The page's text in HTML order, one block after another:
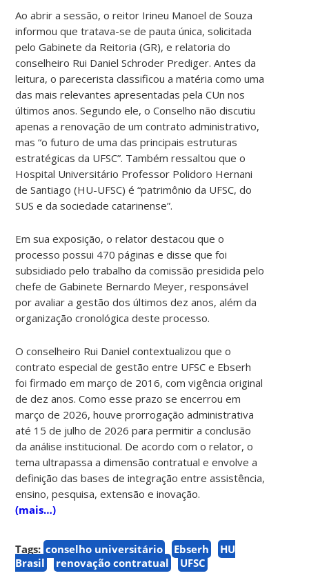
Ao abrir a sessão, o reitor Irineu Manoel de Souza
informou que tratava-se de pauta única, solicitada
pelo Gabinete da Reitoria (GR), e relatoria do
conselheiro Rui Daniel Schroder Prediger. Antes da
leitura, o parecerista classificou a matéria como uma
das mais relevantes apresentadas pela CUn nos
últimos anos. Segundo ele, o Conselho não discutiu
apenas a renovação de um contrato administrativo,
mas “o futuro de uma das principais estruturas
estratégicas da UFSC”. Também ressaltou que o
Hospital Universitário Professor Polidoro Hernani
de Santiago (HU-UFSC) é “patrimônio da UFSC, do
SUS e da sociedade catarinense”.
Em sua exposição, o relator destacou que o
processo possui 470 páginas e disse que foi
subsidiado pelo trabalho da comissão presidida pelo
chefe de Gabinete Bernardo Meyer, responsável
por avaliar a gestão dos últimos dez anos, além da
organização cronológica deste processo.
O conselheiro Rui Daniel contextualizou que o
contrato especial de gestão entre UFSC e Ebserh
foi firmado em março de 2016, com vigência original
de dez anos. Como esse prazo se encerrou em
março de 2026, houve prorrogação administrativa
até 15 de julho de 2026 para permitir a conclusão
da análise institucional. De acordo com o relator, o
tema ultrapassa a dimensão contratual e envolve a
definição das bases de integração entre assistência,
ensino, pesquisa, extensão e inovação.
(mais…)
Tags: conselho universitário Ebserh
HU
Brasil
renovação contratual UFSC